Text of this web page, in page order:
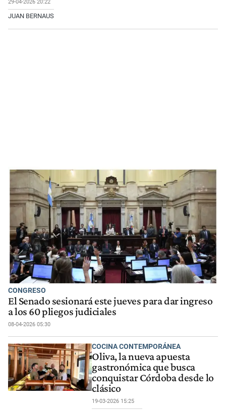
29-04-2026 20:22
JUAN BERNAUS
CONGRESO
El Senado sesionará este jueves para dar ingreso
a los 60 pliegos judiciales
08-04-2026 05:30
COCINA CONTEMPORÁNEA
Oliva, la nueva apuesta
gastronómica que busca
conquistar Córdoba desde lo
clásico
19-03-2026 15:25